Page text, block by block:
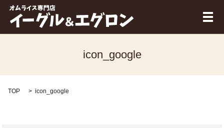
メ
icon_google
TOP icon_google